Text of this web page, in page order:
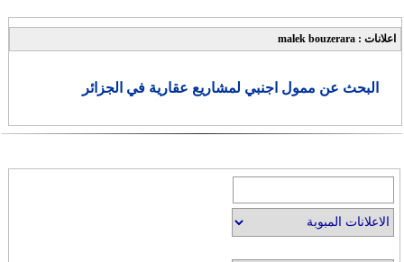
اعلانات : malek bouzerara
البحث عن ممول اجنبي لمشاريع عقارية في الجزائر